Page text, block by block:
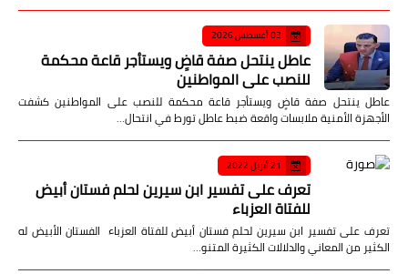
03 أغسطس 2026
عاطل ينتحل صفة قاضٍ ويستأجر قاعة محكمة
للنصب على المواطنين
عاطل ينتحل صفة قاضٍ ويستأجر قاعة محكمة للنصب على المواطنين كشفت
الأجهزة الأمنية ملابسات واقعة ضبط عاطل تورط في انتحال…
21 أبريل 2022
تعرف على تفسير ابن سيرين لحلم فستان أبيض
للفتاة العزباء
تعرف على تفسير ابن سيرين لحلم فستان أبيض للفتاة العزباء الفستان الأبيض له
الكثير من المعاني والدلالات الكثيرة المتنو…